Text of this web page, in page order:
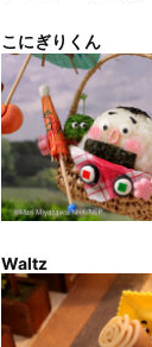
こにぎりくん
Waltz